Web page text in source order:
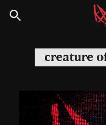
Siirry
suoraan
creature